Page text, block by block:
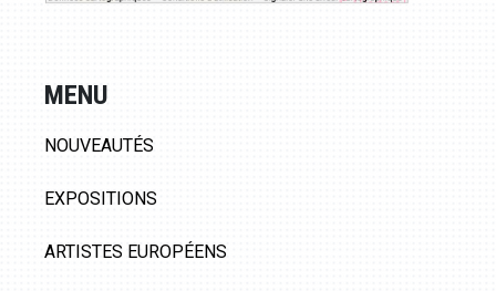
MENU
NOUVEAUTÉS
EXPOSITIONS
ARTISTES EUROPÉENS